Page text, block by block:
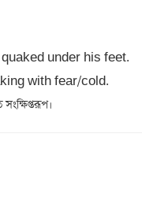
with fear/cold.